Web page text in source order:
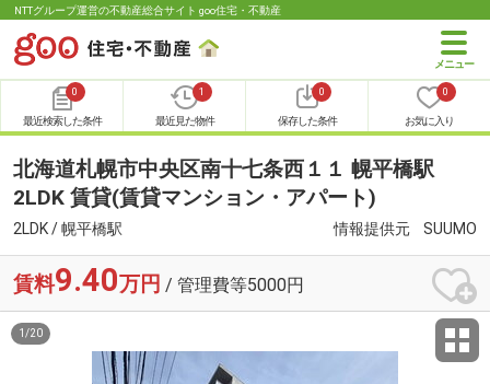
NTTグループ運営の不動産総合サイト goo住宅・不動産
0
最近検索した条件
1
最近見た物件
0
保存した条件
0
お気に入り
北海道札幌市中央区南十七条西１１ 幌平橋駅
2LDK 賃貸(賃貸マンション・アパート)
2LDK / 幌平橋駅 情報提供元 SUUMO
賃料9.40万円 / 管理費等5000円
1 /20